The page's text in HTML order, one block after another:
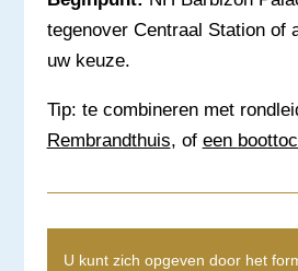
tegenover Centraal Station of
uw keuze.
Tip: te combineren met
Rembrandthuis, of een
U kunt zich opgeven door het